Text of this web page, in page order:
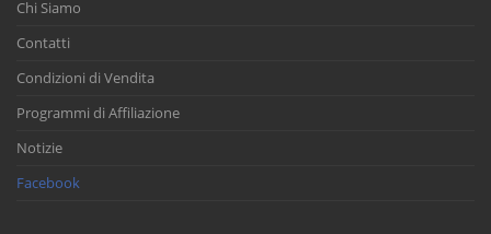
Chi Siamo
Contatti
Condizioni di Vendita
Programmi di Affiliazione
Notizie
Facebook